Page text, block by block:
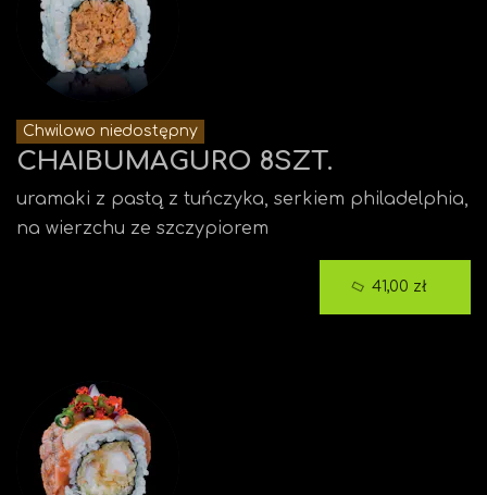
Chwilowo niedostępny
CHAIBUMAGURO 8SZT.
uramaki z pastą z tuńczyka, serkiem philadelphia,
na wierzchu ze szczypiorem